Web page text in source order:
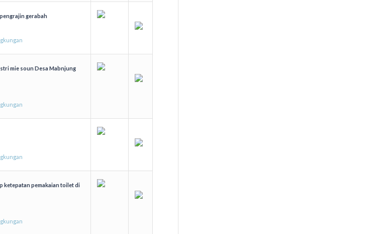
gerabah
mie soun Desa Mabnjung
ketepatan pemakaian toilet di